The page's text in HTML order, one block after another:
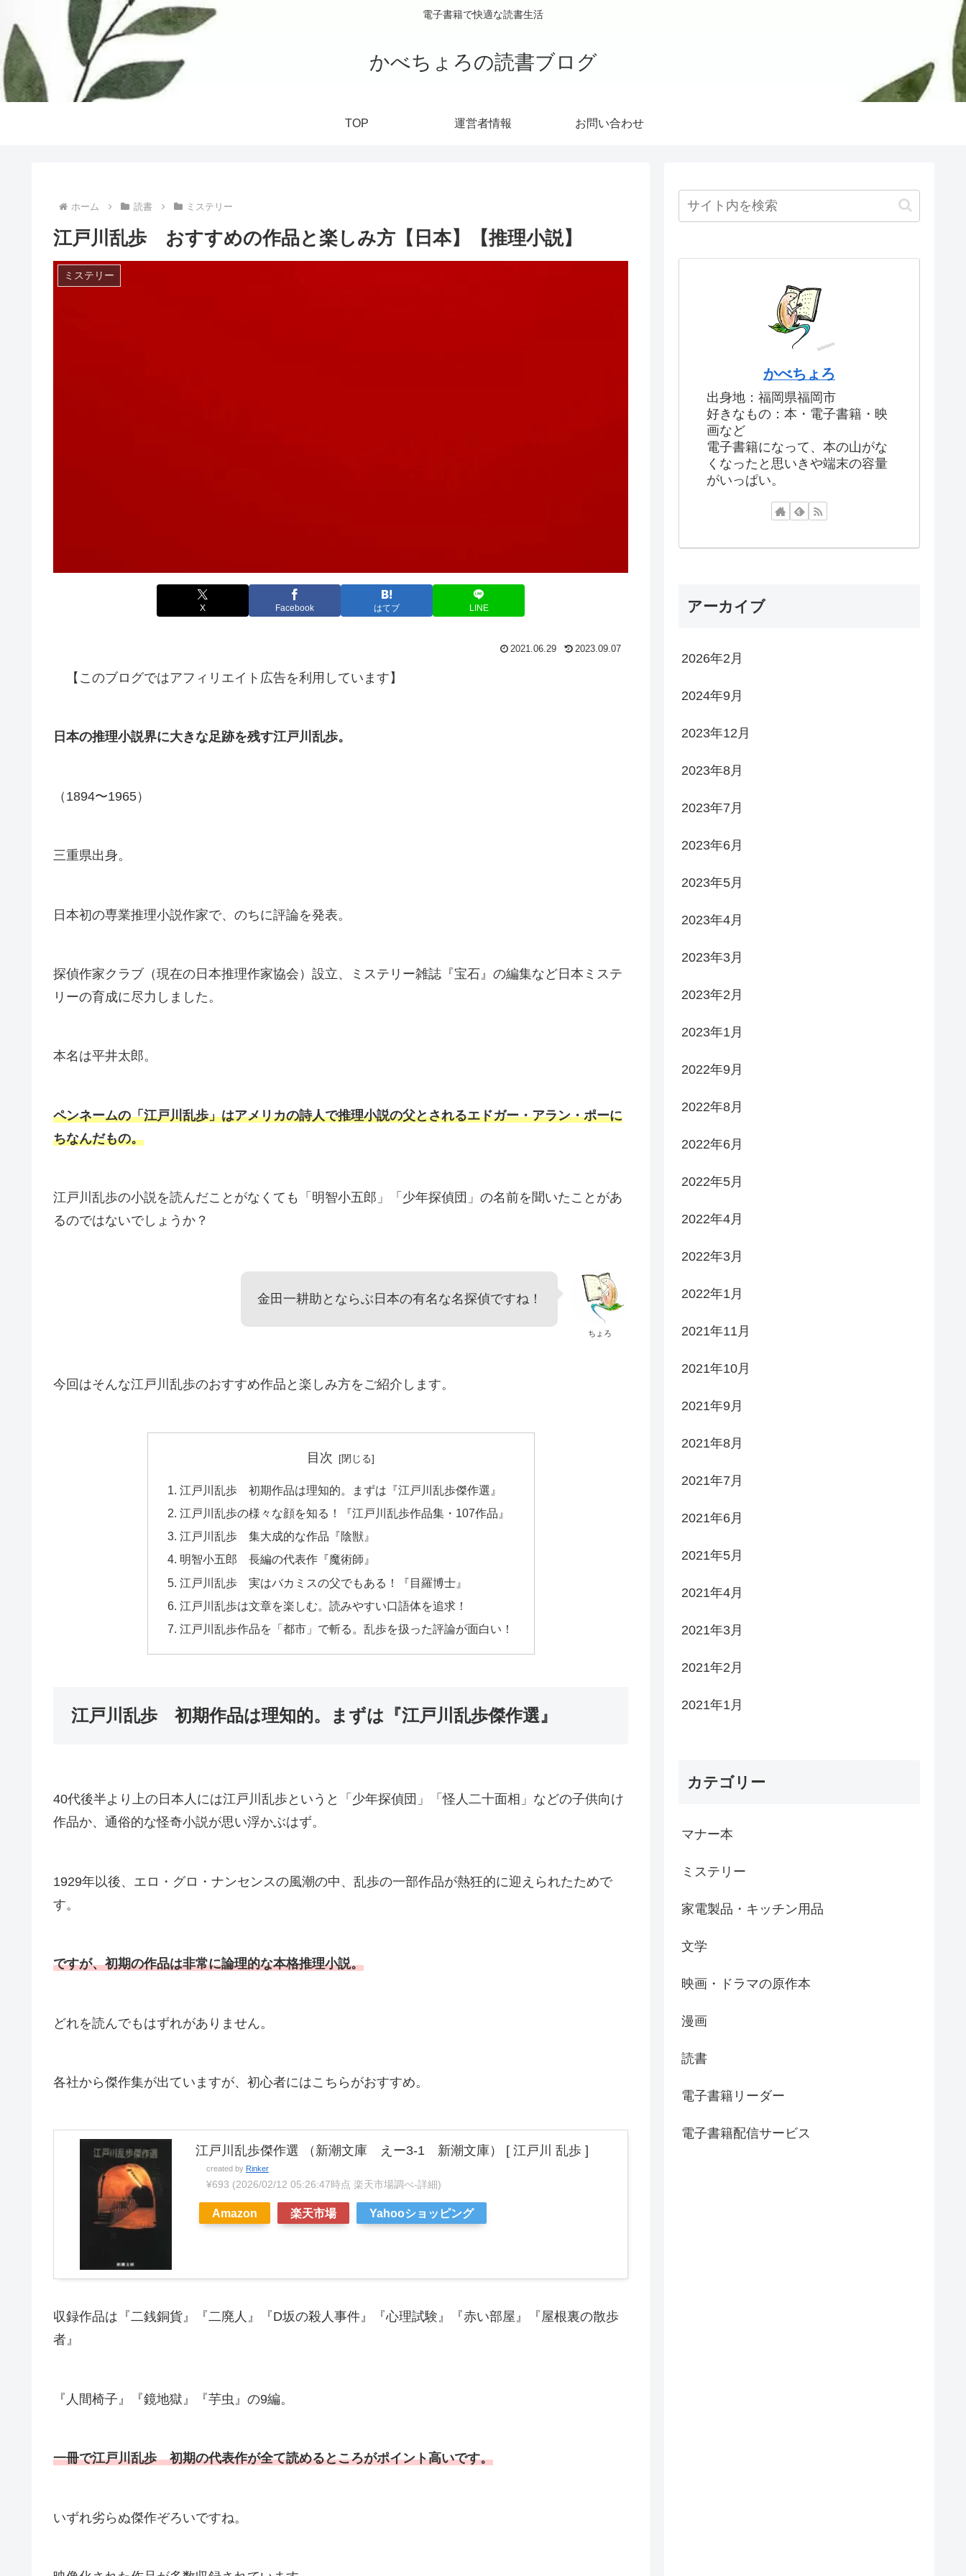
電子書籍で快適な読書生活
かべちょろの読書ブログ
TOP 運営者情報 お問い合わせ
ホーム 読書 ミステリー
江戸川乱歩 おすすめの作品と楽しみ方【日本】【推理小説】
ミステリー
X Facebook はてブ LINE
2021.06.29 2023.09.07
【このブログではアフィリエイト広告を利用しています】
日本の推理小説界に大きな足跡を残す江戸川乱歩。
（1894〜1965）
三重県出身。
日本初の専業推理小説作家で、のちに評論を発表。
探偵作家クラブ（現在の日本推理作家協会）設立、ミステリー雑誌『宝石』の編集など日本ミステ
リーの育成に尽力しました。
本名は平井太郎。
ペンネームの「江戸川乱歩」はアメリカの詩人で推理小説の父とされるエドガー・アラン・ポーに
ちなんだもの。
江戸川乱歩の小説を読んだことがなくても「明智小五郎」「少年探偵団」の名前を聞いたことがあ
るのではないでしょうか？
ちょろ
金田一耕助とならぶ日本の有名な名探偵ですね！
今回はそんな江戸川乱歩のおすすめ作品と楽しみ方をご紹介します。
目次
江戸川乱歩 初期作品は理知的。まずは『江戸川乱歩傑作選』
江戸川乱歩の様々な顔を知る！『江戸川乱歩作品集・107作品』
江戸川乱歩 集大成的な作品『陰獣』
明智小五郎 長編の代表作『魔術師』
江戸川乱歩 実はバカミスの父でもある！『目羅博士』
江戸川乱歩は文章を楽しむ。読みやすい口語体を追求！
江戸川乱歩作品を「都市」で斬る。乱歩を扱った評論が面白い！
江戸川乱歩 初期作品は理知的。まずは『江戸川乱歩傑作選』
40代後半より上の日本人には江戸川乱歩というと「少年探偵団」「怪人二十面相」などの子供向け
作品か、通俗的な怪奇小説が思い浮かぶはず。
1929年以後、エロ・グロ・ナンセンスの風潮の中、乱歩の一部作品が熱狂的に迎えられたためで
す。
ですが、初期の作品は非常に論理的な本格推理小説。
どれを読んでもはずれがありません。
各社から傑作集が出ていますが、初心者にはこちらがおすすめ。
江戸川乱歩傑作選 （新潮文庫 えー3-1 新潮文庫） [ 江戸川 乱歩 ]
created by Rinker
¥693 (2026/02/12 05:26:47時点 楽天市場調べ-詳細)
Amazon 楽天市場 Yahooショッピング
収録作品は『二銭銅貨』『二廃人』『D坂の殺人事件』『心理試験』『赤い部屋』『屋根裏の散歩
者』
『人間椅子』『鏡地獄』『芋虫』の9編。
一冊で江戸川乱歩 初期の代表作が全て読めるところがポイント高いです。
いずれ劣らぬ傑作ぞろいですね。
かべちょろ
出身地：福岡県福岡市
好きなもの：本・電子書籍・映
画など
電子書籍になって、本の山がな
くなったと思いきや端末の容量
がいっぱい。
アーカイブ
2026年2月
2024年9月
2023年12月
2023年8月
2023年7月
2023年6月
2023年5月
2023年4月
2023年3月
2023年2月
2023年1月
2022年9月
2022年8月
2022年6月
2022年5月
2022年4月
2022年3月
2022年1月
2021年11月
2021年10月
2021年9月
2021年8月
2021年7月
2021年6月
2021年5月
2021年4月
2021年3月
2021年2月
2021年1月
カテゴリー
マナー本
ミステリー
家電製品・キッチン用品
文学
映画・ドラマの原作本
漫画
読書
電子書籍リーダー
電子書籍配信サービス